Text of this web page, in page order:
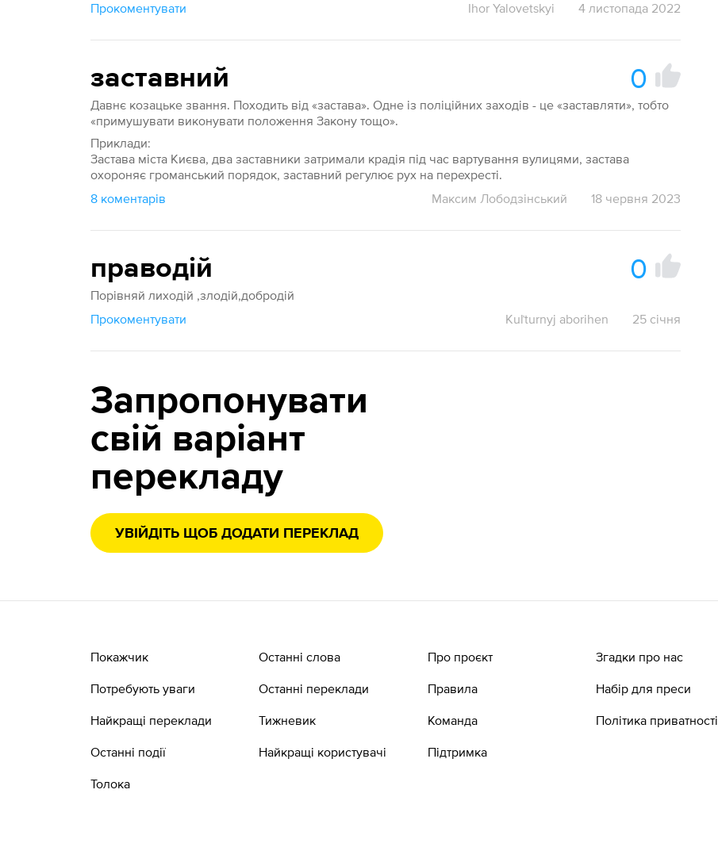
Прокоментувати Ihor Yalovetskyi 4 листопада 2022
заставний 0
Давнє козацьке звання. Походить від «застава». Одне із поліційних заходів - це «заставляти», тобто
«примушувати виконувати положення Закону тощо».
Приклади:
Застава міста Києва, два заставники затримали крадія під час вартування вулицями, застава
охороняє громанський порядок, заставний регулює рух на перехресті.
8 коментарів
Максим Лободзінський 18 червня 2023
праводій 0
Порівняй лиходій ,злодій,добродій
Прокоментувати
Kuľturnyj aborihen 25 січня
Запропонувати
свій варіант
перекладу
УВІЙДІТЬ ЩОБ ДОДАТИ ПЕРЕКЛАД
Покажчик
Потребують уваги
Найкращі переклади
Останні події
Толока
Останні слова
Останні переклади
Тижневик
Найкращі користувачі
Про проєкт
Правила
Команда
Підтримка
Згадки про нас
Набір для преси
Політика приватності